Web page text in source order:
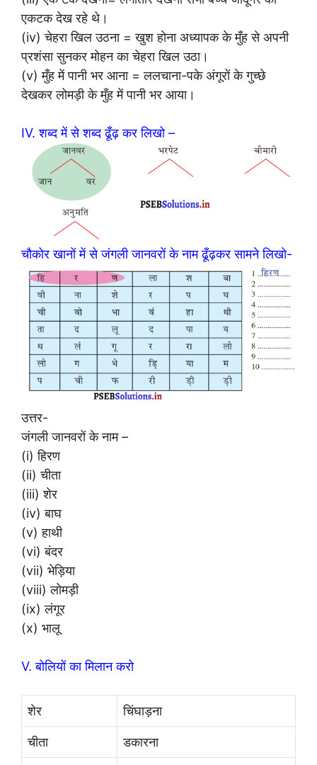
एकटक देख रहे थे।
(iv) चेहरा खिल उठना = खुश होना अध्यापक के मुँह से अपनी
प्रशंसा सुनकर मोहन का चेहरा खिल उठा।
(v) मुँह में पानी भर आना = ललचाना-पके अंगूरों के गुच्छे
देखकर लोमड़ी के मुँह में पानी भर आया।
IV. शब्द में से शब्द ढूँढ़ कर लिखो –
चौकोर खानों में से जंगली जानवरों के नाम ढूँढ़कर सामने लिखो-
उत्तर-
जंगली जानवरों के नाम –
(i) हिरण
(ii) चीता
(iii) शेर
(iv) बाघ
(v) हाथी
(vi) बंदर
(vii) भेड़िया
(viii) लोमड़ी
(ix) लंगूर
(x) भालू
V. बोलियों का मिलान करो
शेर चिंघाड़ना
चीता डकारना